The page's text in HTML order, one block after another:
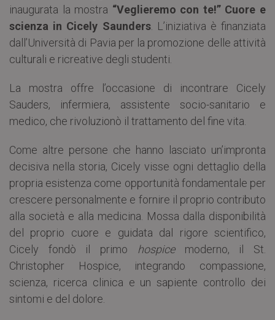
inaugurata la mostra “Veglieremo con te!” Cuore e
scienza in Cicely Saunders. L’iniziativa è finanziata
dall’Università di Pavia per la promozione delle attività
culturali e ricreative degli studenti.
La mostra offre l’occasione di incontrare Cicely
Sauders, infermiera, assistente socio-sanitario e
medico, che rivoluzionò il trattamento del fine vita.
Come altre persone che hanno lasciato un’impronta
decisiva nella storia, Cicely visse ogni dettaglio della
propria esistenza come opportunità fondamentale per
crescere personalmente e fornire il proprio contributo
alla società e alla medicina. Mossa dalla disponibilità
del proprio cuore e guidata dal rigore scientifico,
Cicely fondò il primo
hospice moderno, il St.
Christopher Hospice, integrando compassione,
scienza, ricerca clinica e un sapiente controllo dei
sintomi e del dolore.